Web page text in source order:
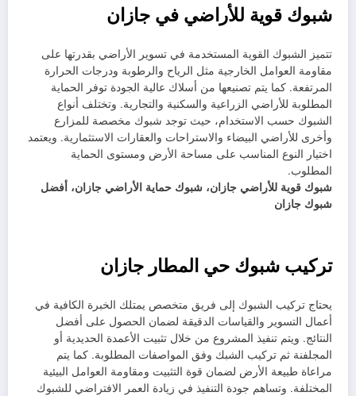
شبوك قوية للأراضي في جازان
تتميز الشبوك القوية المستخدمة في تسوير الأراضي بقدرتها على
مقاومة العوامل الخارجية مثل الرياح والرطوبة ودرجات الحرارة
المرتفعة. كما يتم تصنيعها من أسلاك عالية الجودة توفر الحماية
المطلوبة للأراضي الزراعية والسكنية والتجارية. وتختلف أنواع
الشبوك حسب الاستخدام، حيث توجد شبوك مخصصة للمزارع
وأخرى للأراضي البيضاء والاستراحات والعقارات الاستثمارية. ويعتمد
اختيار النوع المناسب على مساحة الأرض ومستوى الحماية
المطلوب.
شبوك قوية للأراضي جازان، شبوك حماية الأراضي جازان، أفضل
شبوك جازان
تركيب شبوك حي المطار جازان
يحتاج تركيب الشبوك إلى فريق متخصص يمتلك الخبرة الكافية في
أعمال التسوير والقياسات الدقيقة لضمان الحصول على أفضل
النتائج. ويتم تنفيذ المشروع من خلال تثبيت الأعمدة الحديدية أو
المجلفنة ثم تركيب الشبك وفق المواصفات المطلوبة. كما يتم
مراعاة طبيعة الأرض لضمان قوة التثبيت ومقاومة العوامل البيئية
المختلفة. وتساهم جودة التنفيذ في زيادة العمر الافتراضي للشبوك